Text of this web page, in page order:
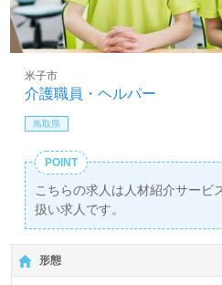
介護職員・ヘルパー
米子市
鳥取県
POINT
こちらの求人は人材紹介サービ
扱い求人です。
詳細に関してお気軽にご相談く
【無料】で皆さんの転職活動を
形態